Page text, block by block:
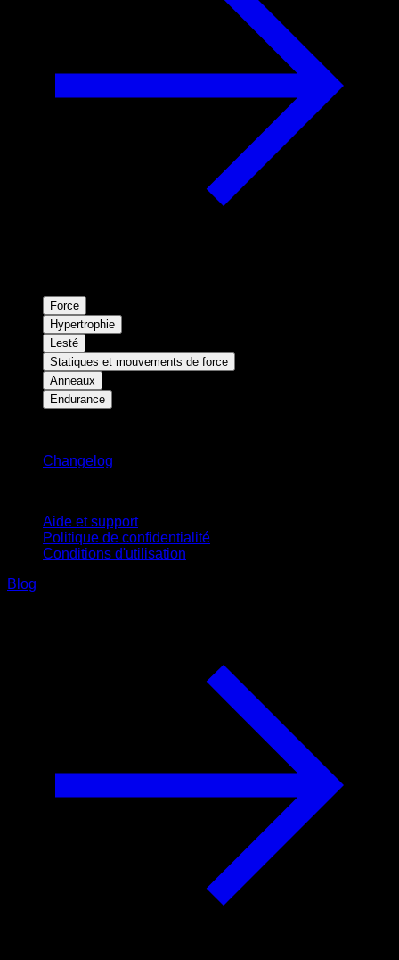
Force
Hypertrophie
Lesté
Statiques et mouvements de force
Anneaux
Endurance
Changelog
Aide et support
Politique de confidentialité
Conditions d'utilisation
Blog